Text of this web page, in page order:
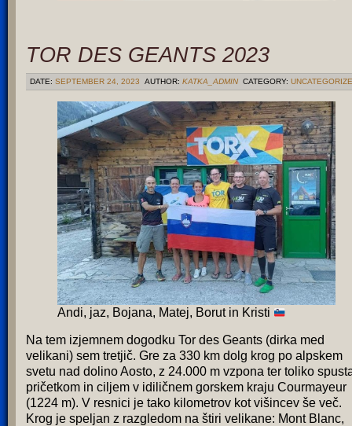
TOR DES GEANTS 2023
DATE: SEPTEMBER 24, 2023 AUTHOR: KATKA_ADMIN CATEGORY:
Andi, jaz, Bojana, Matej, Borut in Kristi
Na tem izjemnem dogodku Tor des Geants (dirka med
velikani) sem tretjič. Gre za 330 km dolg krog po alpskem
svetu nad dolino Aosto, z 24.000 m vzpona ter toliko
pričetkom in ciljem v idiličnem gorskem kraju Courmayeur
(1224 m). V resnici je tako kilometrov kot višincev še več.
Krog je speljan z razgledom na štiri velikane: Mont Blanc,